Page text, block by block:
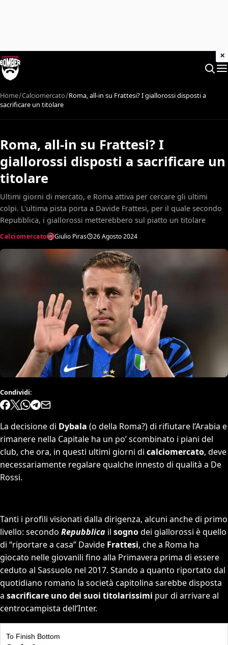
Home Calciomercato Roma, all-in su Frattesi? I giallorossi disposti a
sacrificare un titolare
Roma, all-in su Frattesi? I
giallorossi disposti a sacrificare un
titolare
Ultimi giorni di mercato, e Roma attiva per cercare gli ultimi
colpi. L'ultima pista porta a Davide Frattesi, per il quale secondo
Repubblica, i giallorossi metterebbero sul piatto un titolare
Calciomercato Giulio Piras 26 Agosto 2024
Condividi:
La decisione di Dybala (o della Roma?) di rifiutare l’Arabia e
rimanere nella Capitale ha un po’ scombinato i piani del
club, che ora, in questi ultimi giorni di calciomercato, deve
necessariamente regalare qualche innesto di qualità a De
Rossi.
Tanti i profili visionati dalla dirigenza, alcuni anche di primo
livello: secondo Repubblica il sognodei giallorossi è quello
di “riportare a casa” Davide Frattesi, che a Roma ha
giocato nelle giovanili fino alla Primavera prima di essere
ceduto al Sassuolo nel 2017. Stando a quanto riportato dal
quotidiano romano la società capitolina sarebbe disposta
a sacrificare uno dei suoi titolarissimi pur di arrivare al
centrocampista dell’Inter.
×